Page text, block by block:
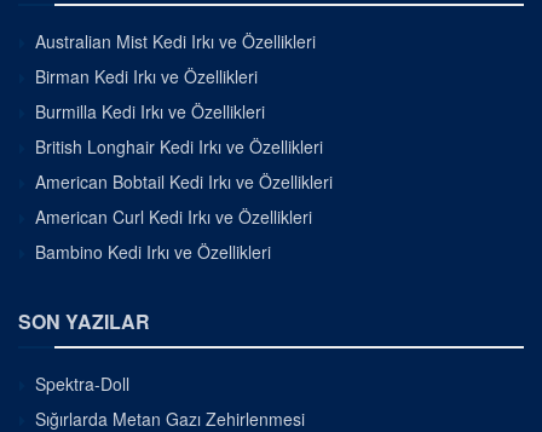
Australian Mist Kedi Irkı ve Özellikleri
Birman Kedi Irkı ve Özellikleri
Burmilla Kedi Irkı ve Özellikleri
British Longhair Kedi Irkı ve Özellikleri
American Bobtail Kedi Irkı ve Özellikleri
American Curl Kedi Irkı ve Özellikleri
Bambino Kedi Irkı ve Özellikleri
SON YAZILAR
Spektra-Doll
Sığırlarda Metan Gazı Zehirlenmesi